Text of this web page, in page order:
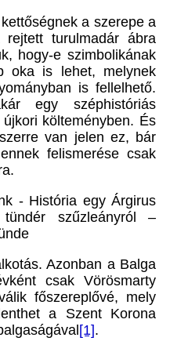
a szerepe a
rejtett turulmadár ábra
hogy-e szimbolikának
oka is lehet, melynek
is fellelhető.
egy széphistóriás
költeményben. És
van jelen ez, bár
felismerése csak
- História egy Árgirus
szűzleányról –
Azonban a Balga
csak Vörösmarty
főszereplővé, mely
a Szent Korona
[1].